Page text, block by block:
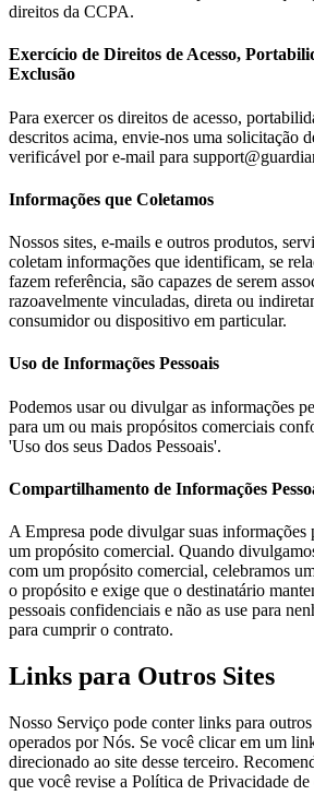
direitos da CCPA.
Exercício de Direitos de Acesso,
Exclusão
Para exercer os direitos de acesso,
descritos acima, envie-nos uma solicitação
verificável por e-mail para
Informações que Coletamos
Nossos sites, e-mails e outros produtos,
coletam informações que identificam, se
fazem referência, são capazes de serem
razoavelmente vinculadas, direta ou
consumidor ou dispositivo em particular.
Uso de Informações Pessoais
Podemos usar ou divulgar as informações
para um ou mais propósitos comerciais
'Uso dos seus Dados Pessoais'.
Compartilhamento de Informações
A Empresa pode divulgar suas informações
um propósito comercial. Quando
com um propósito comercial, celebramos
o propósito e exige que o destinatário
pessoais confidenciais e não as use para
para cumprir o contrato.
Links para Outros Sites
Nosso Serviço pode conter links para outros
operados por Nós. Se você clicar em um
direcionado ao site desse terceiro.
que você revise a Política de Privacidade de